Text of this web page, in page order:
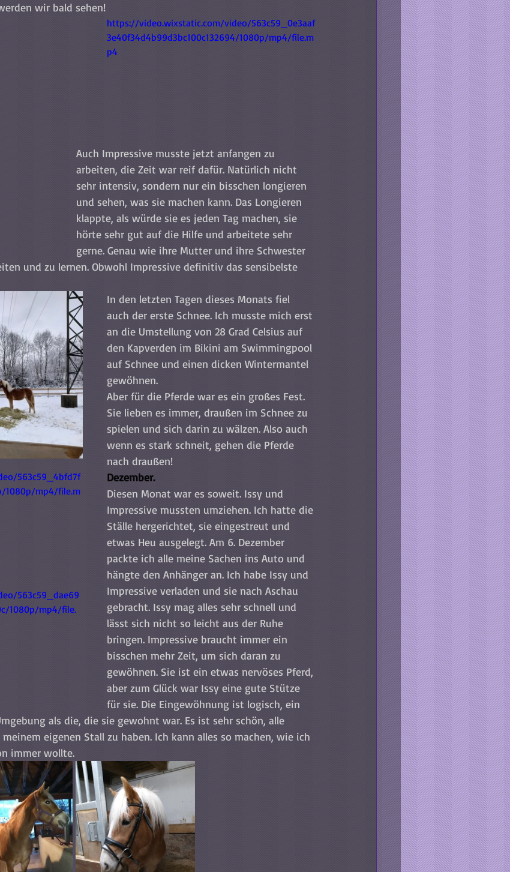
wir bald sehen!
https://video.wixstatic.com/video/563c59_0e3aaf
3e40f34d4b99d3bc100c132694/1080p/mp4/file.m
p4
Auch Impressive musste jetzt anfangen zu
arbeiten, die Zeit war reif dafür. Natürlich nicht
sehr intensiv, sondern nur ein bisschen longieren
und sehen, was sie machen kann. Das Longieren
klappte, als würde sie es jeden Tag machen, sie
hörte sehr gut auf die Hilfe und arbeitete sehr
gerne. Genau wie ihre Mutter und ihre Schwester
und zu lernen. Obwohl Impressive definitiv das sensibelste
In den letzten Tagen dieses Monats fiel
auch der erste Schnee. Ich musste mich erst
an die Umstellung von 28 Grad Celsius auf
den Kapverden im Bikini am Swimmingpool
auf Schnee und einen dicken Wintermantel
gewöhnen.
Aber für die Pferde war es ein großes Fest.
Sie lieben es immer, draußen im Schnee zu
spielen und sich darin zu wälzen. Also auch
wenn es stark schneit, gehen die Pferde
nach draußen!
563c59_4bfd7f
1080p/mp4/file.m
563c59_dae69
1080p/mp4/file.
Dezember.
Diesen Monat war es soweit. Issy und
Impressive mussten umziehen. Ich hatte die
Ställe hergerichtet, sie eingestreut und
etwas Heu ausgelegt. Am 6. Dezember
packte ich alle meine Sachen ins Auto und
hängte den Anhänger an. Ich habe Issy und
Impressive verladen und sie nach Aschau
gebracht. Issy mag alles sehr schnell und
lässt sich nicht so leicht aus der Ruhe
bringen. Impressive braucht immer ein
bisschen mehr Zeit, um sich daran zu
gewöhnen. Sie ist ein etwas nervöses Pferd,
aber zum Glück war Issy eine gute Stütze
für sie. Die Eingewöhnung ist logisch, ein
als die, die sie gewohnt war. Es ist sehr schön, alle
eigenen Stall zu haben. Ich kann alles so machen, wie ich
immer wollte.